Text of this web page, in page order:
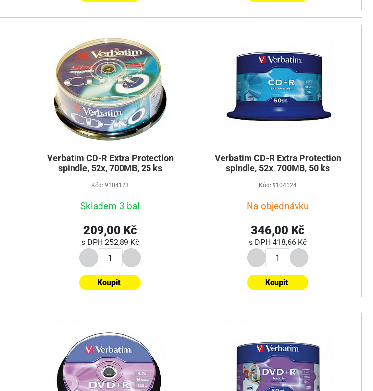
Verbatim CD-R Extra Protection
spindle, 52x, 700MB, 25 ks
Kód: 9104123
Skladem 3 bal
209,00 Kč
s DPH 252,89 Kč
Koupit
Verbatim CD-R Extra Protection
spindle, 52x, 700MB, 50 ks
Kód: 9104124
Na objednávku
346,00 Kč
s DPH 418,66 Kč
Koupit